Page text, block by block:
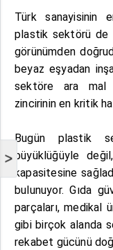
>
Türk sanayisinin
plastik sektörü de
görünümden
beyaz eşyadan
sektöre ara mal
zincirinin en kritik
Bugün plastik
büyüklüğüyle
kapasitesine
bulunuyor. Gıda
parçaları, medikal
gibi birçok alanda
rekabet gücünü